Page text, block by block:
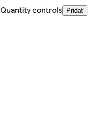
Quantity controls Pridať